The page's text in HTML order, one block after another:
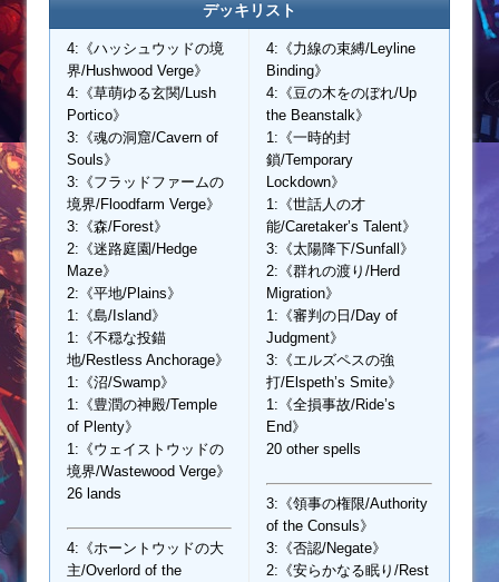
デッキリスト
4:《ハッシュウッドの境
界/Hushwood Verge》
4:《草萌ゆる玄関/Lush
Portico》
3:《魂の洞窟/Cavern of
Souls》
3:《フラッドファームの
境界/Floodfarm Verge》
3:《森/Forest》
2:《迷路庭園/Hedge
Maze》
2:《平地/Plains》
1:《島/Island》
1:《不穏な投錨
地/Restless Anchorage》
1:《沼/Swamp》
1:《豊潤の神殿/Temple
of Plenty》
1:《ウェイストウッドの
境界/Wastewood Verge》
26 lands
4:《ホーントウッドの大
主/Overlord of the
4:《力線の束縛/Leyline
Binding》
4:《豆の木をのぼれ/Up
the Beanstalk》
1:《一時的封
鎖/Temporary
Lockdown》
1:《世話人の才
能/Caretaker’s Talent》
3:《太陽降下/Sunfall》
2:《群れの渡り/Herd
Migration》
1:《審判の日/Day of
Judgment》
3:《エルズペスの強
打/Elspeth’s Smite》
1:《全損事故/Ride’s
End》
20 other spells
3:《領事の権限/Authority
of the Consuls》
3:《否認/Negate》
2:《安らかなる眠り/Rest